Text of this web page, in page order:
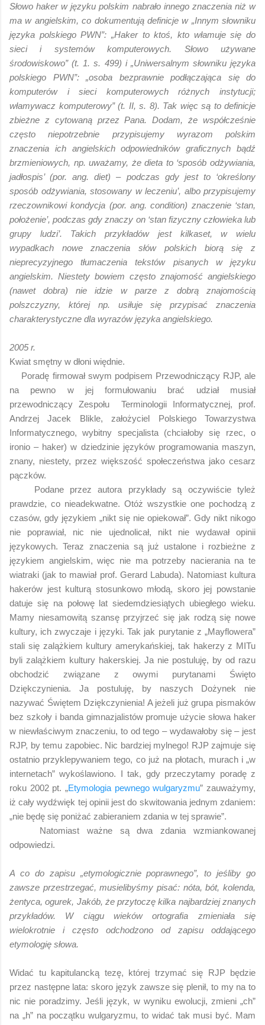
Słowo haker w języku polskim nabrało innego znaczenia niż w
ma w angielskim, co dokumentują definicje w „Innym słowniku
języka polskiego PWN”: „Haker to ktoś, kto włamuje się do
sieci i systemów komputerowych. Słowo używane
środowiskowo” (t. 1. s. 499) i „Uniwersalnym słowniku języka
polskiego PWN”: „osoba bezprawnie podłączająca się do
komputerów i sieci komputerowych różnych instytucji;
włamywacz komputerowy” (t. II, s. 8). Tak więc są to definicje
zbieżne z cytowaną przez Pana. Dodam, że współcześnie
często niepotrzebnie przypisujemy wyrazom polskim
znaczenia ich angielskich odpowiedników graficznych bądź
brzmieniowych, np. uważamy, że dieta to ‘sposób odżywiania,
jadłospis’ (por. ang. diet) – podczas gdy jest to ‘określony
sposób odżywiania, stosowany w leczeniu’, albo przypisujemy
rzeczownikowi kondycja (por. ang. condition) znaczenie ‘stan,
położenie’, podczas gdy znaczy on ‘stan fizyczny człowieka lub
grupy ludzi’. Takich przykładów jest kilkaset, w wielu
wypadkach nowe znaczenia słów polskich biorą się z
nieprecyzyjnego tłumaczenia tekstów pisanych w języku
angielskim. Niestety bowiem często znajomość angielskiego
(nawet dobra) nie idzie w parze z dobrą znajomością
polszczyzny, której np. usiłuje się przypisać znaczenia
charakterystyczne dla wyrazów języka angielskiego.
2005 r.
Kwiat smętny w dłoni więdnie.
Poradę firmował swym podpisem Przewodniczący RJP, ale
na pewno w jej formułowaniu brać udział musiał
przewodniczący Zespołu Terminologii Informatycznej, prof.
Andrzej Jacek Blikle, założyciel Polskiego Towarzystwa
Informatycznego, wybitny specjalista (chciałoby się rzec, o
ironio – haker) w dziedzinie języków programowania maszyn,
znany, niestety, przez większość społeczeństwa jako cesarz
pączków.
Podane przez autora przykłady są oczywiście tyleż
prawdzie, co nieadekwatne. Otóż wszystkie one pochodzą z
czasów, gdy językiem „nikt się nie opiekował”. Gdy nikt nikogo
nie poprawiał, nic nie ujednolicał, nikt nie wydawał opinii
językowych. Teraz znaczenia są już ustalone i rozbieżne z
językiem angielskim, więc nie ma potrzeby nacierania na te
wiatraki (jak to mawiał prof. Gerard Labuda). Natomiast kultura
hakerów jest kulturą stosunkowo młodą, skoro jej powstanie
datuje się na połowę lat siedemdziesiątych ubiegłego wieku.
Mamy niesamowitą szansę przyjrzeć się jak rodzą się nowe
kultury, ich zwyczaje i języki. Tak jak purytanie z „Mayflowera”
stali się zalążkiem kultury amerykańskiej, tak hakerzy z MITu
byli zalążkiem kultury hakerskiej. Ja nie postuluję, by od razu
obchodzić związane z owymi purytanami Święto
Dziękczynienia. Ja postuluję, by naszych Dożynek nie
nazywać Świętem Dziękczynienia! A jeżeli już grupa pismaków
bez szkoły i banda gimnazjalistów promuje użycie słowa haker
w niewłaściwym znaczeniu, to od tego – wydawałoby się – jest
RJP, by temu zapobiec. Nic bardziej mylnego! RJP zajmuje się
ostatnio przyklepywaniem tego, co już na płotach, murach i „w
internetach” wykoślawiono. I tak, gdy przeczytamy poradę z
roku 2002 pt. „Etymologia pewnego wulgaryzmu” zauważymy,
iż cały wydźwięk tej opinii jest do skwitowania jednym zdaniem:
„nie będę się poniżać zabieraniem zdania w tej sprawie”.
Natomiast ważne są dwa zdania wzmiankowanej
odpowiedzi.
A co do zapisu „etymologicznie poprawnego”, to jeśliby go
zawsze przestrzegać, musielibyśmy pisać: nóta, bót, kolenda,
żentyca, ogurek, Jakób, że przytoczę kilka najbardziej znanych
przykładów. W ciągu wieków ortografia zmieniała się
wielokrotnie i często odchodzono od zapisu oddającego
etymologię słowa.
Widać tu kapitulancką tezę, której trzymać się RJP będzie
przez następne lata: skoro język zawsze się plenił, to my na to
nic nie poradzimy. Jeśli język, w wyniku ewolucji, zmieni „ch”
na „h” na początku wulgaryzmu, to widać tak musi być. Mam